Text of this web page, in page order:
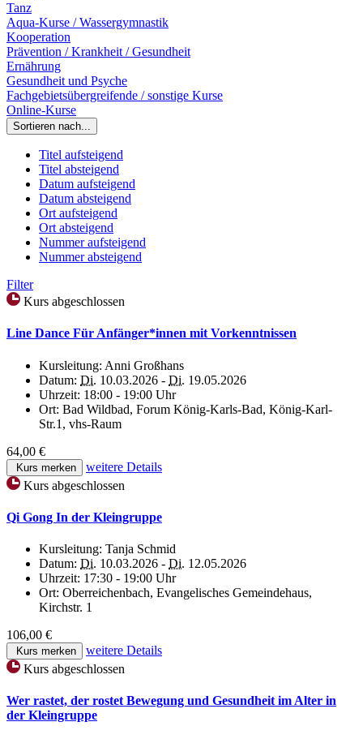
Tanz
Aqua-Kurse / Wassergymnastik
Kooperation
Prävention / Krankheit / Gesundheit
Ernährung
Gesundheit und Psyche
Fachgebietsübergreifende / sonstige Kurse
Online-Kurse
Sortieren nach...
Titel aufsteigend
Titel absteigend
Datum aufsteigend
Datum absteigend
Ort aufsteigend
Ort absteigend
Nummer aufsteigend
Nummer absteigend
Filter
Kurs abgeschlossen
Line Dance Für Anfänger*innen mit Vorkenntnissen
Kursleitung: Anni Großhans
Datum: Di. 10.03.2026 - Di. 19.05.2026
Uhrzeit: 18:00 - 19:00 Uhr
Ort: Bad Wildbad, Forum König-Karls-Bad, König-Karl-
Str.1, vhs-Raum
64,00 €
Kurs merken
weitere Details
Kurs abgeschlossen
Qi Gong In der Kleingruppe
Kursleitung: Tanja Schmid
Datum: Di. 10.03.2026 - Di. 12.05.2026
Uhrzeit: 17:30 - 19:00 Uhr
Ort: Oberreichenbach, Evangelisches Gemeindehaus,
Kirchstr. 1
106,00 €
Kurs merken
weitere Details
Kurs abgeschlossen
Wer rastet, der rostet Bewegung und Gesundheit im Alter in
der Kleingruppe